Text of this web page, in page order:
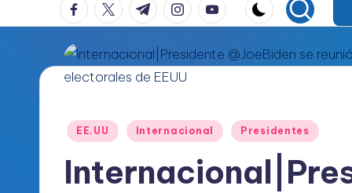
e
ri
Voz
Del
PRM
facebook.com
twitter.com
t.me instagram.com
youtube.com
Publicado
EE.UU Internacional Presidentes